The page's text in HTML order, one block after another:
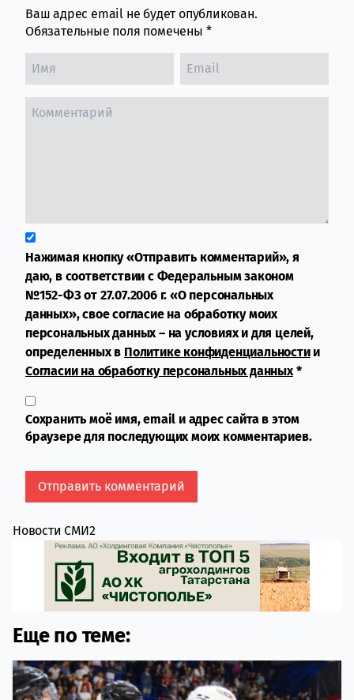
Ваш адрес email не будет опубликован.
Обязательные поля помечены *
Нажимая кнопку «Отправить комментарий», я
даю, в соответствии с Федеральным законом
№152-ФЗ от 27.07.2006 г. «О персональных
данных», свое согласие на обработку моих
персональных данных – на условиях и для целей,
определенных в Политике конфиденциальностии
Согласии на обработку персональных данных*
Сохранить моё имя, email и адрес сайта в этом
браузере для последующих моих комментариев.
Новости СМИ2
Еще по теме: